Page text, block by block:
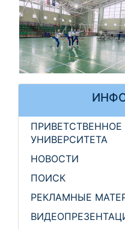
УНИВЕРСИТЕТА
НОВОСТИ
ПОИСК
РЕКЛАМНЫЕ